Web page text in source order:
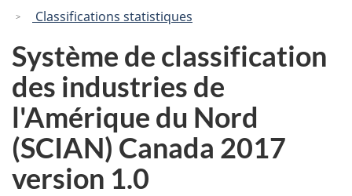
Classifications statistiques
Système de classification
des industries de
l'Amérique du Nord
(SCIAN) Canada 2017
version 1.0